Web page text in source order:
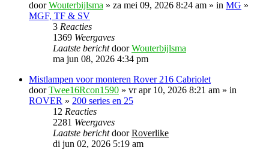
doorWouterbijlsma » za mei 09, 2026 8:24 am » in MG »
MGF, TF & SV
3 Reacties
1369 Weergaves
Laatste berichtdoorWouterbijlsma
ma jun 08, 2026 4:34 pm
Mistlampen voor monteren Rover 216 Cabriolet
doorTwee16Rcon1590 » vr apr 10, 2026 8:21 am » in
ROVER » 200 series en 25
12 Reacties
2281 Weergaves
Laatste berichtdoorRoverlike
di jun 02, 2026 5:19 am